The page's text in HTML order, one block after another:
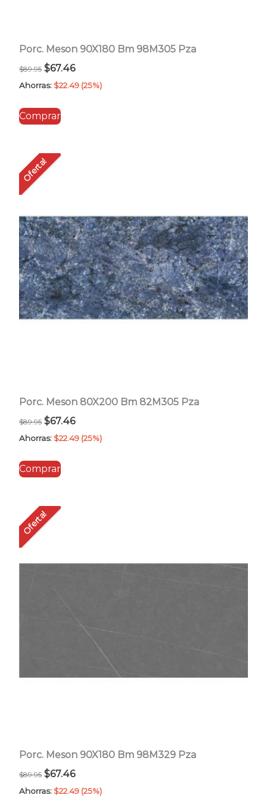
Porc. Meson 90X180 Bm 98M305 Pza
$89.95 El
precio
era:
$67.46El
precio
Ahorras: $22.49 (25%)
Comprar
Oferta!
Porc. Meson 80X200 Bm 82M305 Pza
$89.95 El
precio
era:
$67.46El
precio
Ahorras: $22.49 (25%)
Comprar
Oferta!
Porc. Meson 90X180 Bm 98M329 Pza
$89.95 El
precio
$67.46El
precio
Ahorras: $22.49 (25%)